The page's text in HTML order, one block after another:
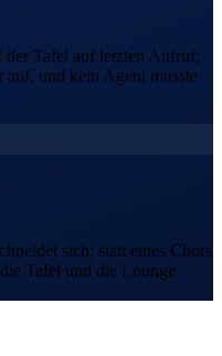
der Tafel auf letzten Aufruf;
und kein Agent musste
sich; statt eines Chors
Tafel und die Lounge